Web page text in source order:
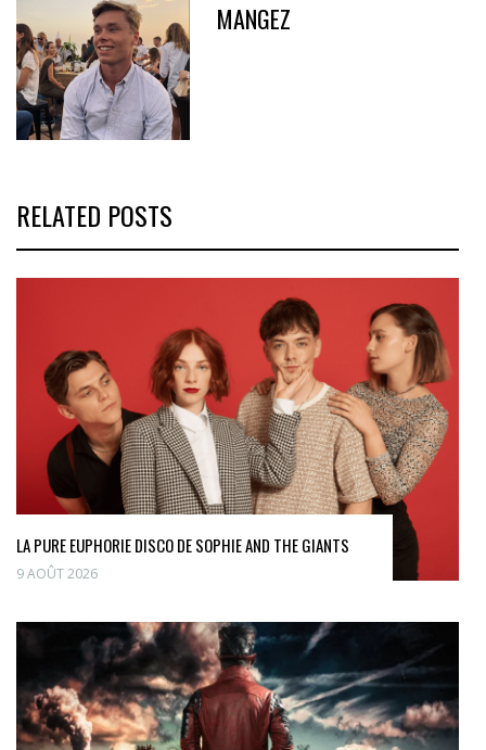
MANGEZ
RELATED POSTS
LA PURE EUPHORIE DISCO DE SOPHIE AND THE GIANTS
9 AOÛT 2026